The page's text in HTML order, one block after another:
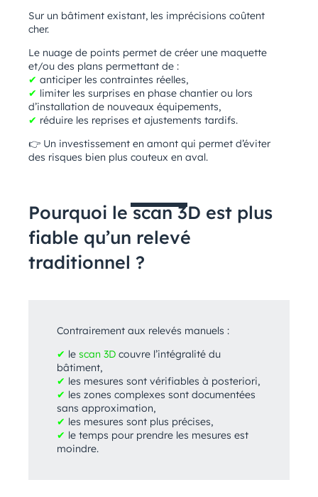
Sur un bâtiment existant, les imprécisions coûtent
cher.
Le nuage de points permet de créer une maquette
et/ou des plans permettant de :
✔ anticiper les contraintes réelles,
✔ limiter les surprises en phase chantier ou lors
d’installation de nouveaux équipements,
✔ réduire les reprises et ajustements tardifs.
👉 Un investissement en amont qui permet d’éviter
des risques bien plus couteux en aval.
Pourquoi le scan 3D est plus
fiable qu’un relevé
traditionnel ?
Contrairement aux relevés manuels :
✔ le scan 3D couvre l’intégralité du
bâtiment,
✔ les mesures sont vérifiables à posteriori,
✔ les zones complexes sont documentées
sans approximation,
✔ les mesures sont plus précises,
✔ le temps pour prendre les mesures est
moindre.